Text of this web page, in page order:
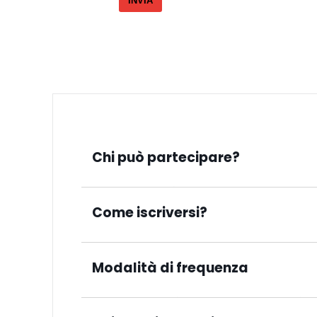
Chi può partecipare?
Questo evento è gratis solo per i
per avere vantaggi gratuiti validi 2 anni e
associarti/iscriverti clicca qui: https://
Come iscriversi?
Se non sei ancora Professionisti iscritti a
https://formazione24h.it/product/
hanno diritto di partecipare gratuitamente,
info@formazione24h.it, fornendo i seguenti
Modalità di frequenza
Avrai la possibilità di partecipare modalità